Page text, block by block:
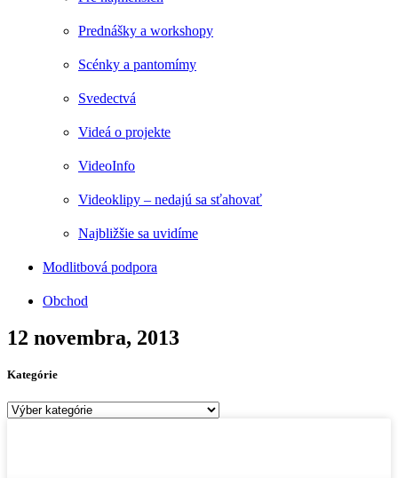
Prednášky a workshopy
Scénky a pantomímy
Svedectvá
Videá o projekte
VideoInfo
Videoklipy – nedajú sa sťahovať
Najbližšie sa uvidíme
Modlitbová podpora
Obchod
12 novembra, 2013
Kategórie
Kategórie